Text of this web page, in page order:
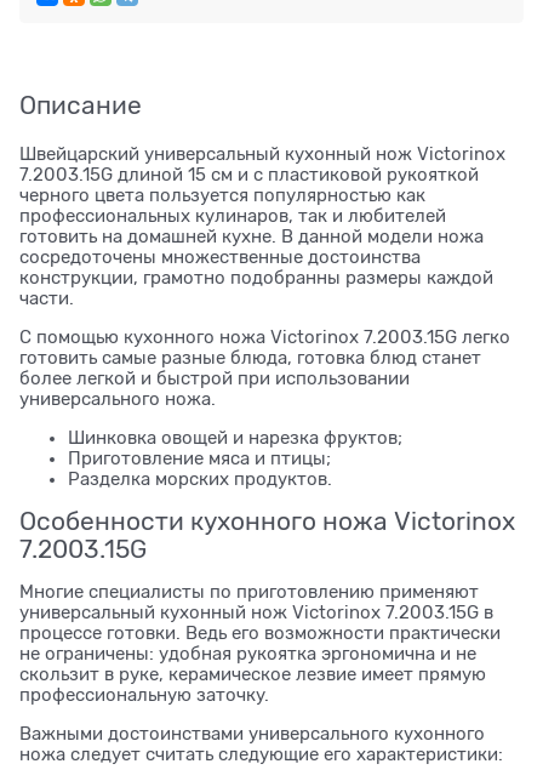
Описание
Швейцарский универсальный кухонный нож Victorinox
7.2003.15G длиной 15 см и с пластиковой рукояткой
черного цвета пользуется популярностью как
профессиональных кулинаров, так и любителей
готовить на домашней кухне. В данной модели ножа
сосредоточены множественные достоинства
конструкции, грамотно подобранны размеры каждой
части.
С помощью кухонного ножа Victorinox 7.2003.15G легко
готовить самые разные блюда, готовка блюд станет
более легкой и быстрой при использовании
универсального ножа.
Шинковка овощей и нарезка фруктов;
Приготовление мяса и птицы;
Разделка морских продуктов.
Особенности кухонного ножа Victorinox
7.2003.15G
Многие специалисты по приготовлению применяют
универсальный кухонный нож Victorinox 7.2003.15G в
процессе готовки. Ведь его возможности практически
не ограничены: удобная рукоятка эргономична и не
скользит в руке, керамическое лезвие имеет прямую
профессиональную заточку.
Важными достоинствами универсального кухонного
ножа следует считать следующие его характеристики: